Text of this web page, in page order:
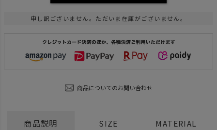
申し訳ございません。ただいま在庫がございません。
商品についてのお問い合わせ
商品説明 SIZE MATERIAL